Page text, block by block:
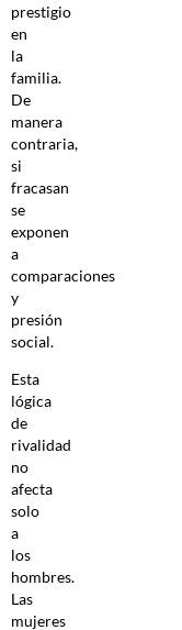
prestigio
en
la
familia.
De
manera
contraria,
si
fracasan
se
exponen
a
comparaciones
y
presión
social.
Esta
lógica
de
rivalidad
no
afecta
solo
a
los
hombres.
Las
mujeres